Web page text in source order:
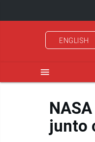
ENGLISH
menu
junto